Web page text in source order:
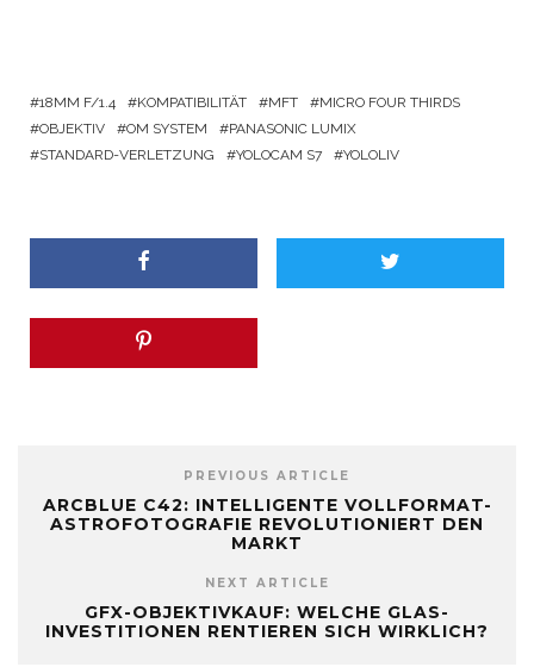
18MM F/1.4 KOMPATIBILITÄT MFT
MICRO FOUR THIRDS
OBJEKTIV
OM SYSTEM
PANASONIC LUMIX
STANDARD-VERLETZUNG
YOLOCAM S7 YOLOLIV
PREVIOUS ARTICLE
ARCBLUE C42: INTELLIGENTE VOLLFORMAT-
ASTROFOTOGRAFIE REVOLUTIONIERT DEN
MARKT
NEXT ARTICLE
GFX-OBJEKTIVKAUF: WELCHE GLAS-
INVESTITIONEN RENTIEREN SICH WIRKLICH?